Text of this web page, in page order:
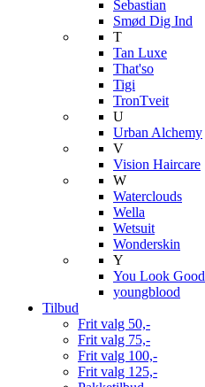
Sebastian
Smød Dig Ind
T
Tan Luxe
That'so
Tigi
TronTveit
U
Urban Alchemy
V
Vision Haircare
W
Waterclouds
Wella
Wetsuit
Wonderskin
Y
You Look Good
youngblood
Tilbud
Frit valg 50,-
Frit valg 75,-
Frit valg 100,-
Frit valg 125,-